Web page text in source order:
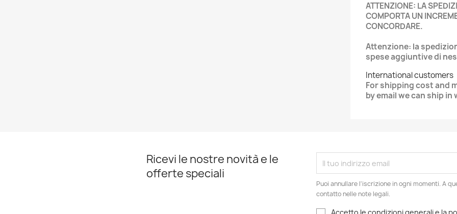
ATTENZIONE: LA
COMPORTA UN
CONCORDARE.
Attenzione: la
spese aggiuntive di
International customers
For shipping cost and
by email we can ship
Ricevi le nostre novità e le
offerte speciali
Puoi annullare l'iscrizione in ogni momenti. A
contatto nelle note legali.